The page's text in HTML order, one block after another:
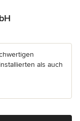
als auch